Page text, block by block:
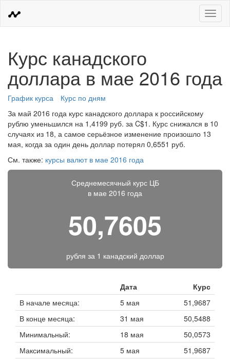
Меню
Курс канадского
доллара в мае 2016 года
График курса
Курс по дням
За май 2016 года курс канадского доллара к российскому
рублю уменьшился на 1,4199 руб. за C$1. Курс снижался в 10
случаях из 18, а самое серьёзное изменение произошло 13
мая, когда за один день доллар потерял 0,6551 руб.
См. также: курсы валют в мае 2016 года
Среднемесячный курс ЦБ
в мае 2016 года
50,7605
рубля за 1 канадский доллар
Дата
Курс
В начале месяца:
5 мая
51,9687
В конце месяца:
31 мая
50,5488
Минимальный:
18 мая
50,0573
Максимальный:
5 мая 51,9687